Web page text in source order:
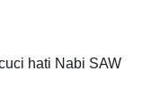
hati Nabi SAW